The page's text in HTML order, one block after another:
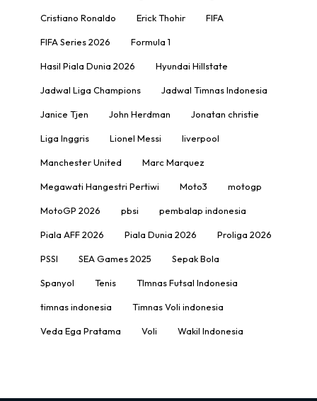
Cristiano Ronaldo Erick Thohir FIFA
FIFA Series 2026 Formula 1
Hasil Piala Dunia 2026 Hyundai Hillstate
Jadwal Liga Champions Jadwal Timnas Indonesia
Janice Tjen John Herdman Jonatan christie
Liga Inggris Lionel Messi liverpool
Manchester United Marc Marquez
Megawati Hangestri Pertiwi Moto3 motogp
MotoGP 2026 pbsi pembalap indonesia
Piala AFF 2026 Piala Dunia 2026 Proliga 2026
PSSI SEA Games 2025 Sepak Bola
Spanyol Tenis TImnas Futsal Indonesia
timnas indonesia Timnas Voli indonesia
Veda Ega Pratama Voli Wakil Indonesia